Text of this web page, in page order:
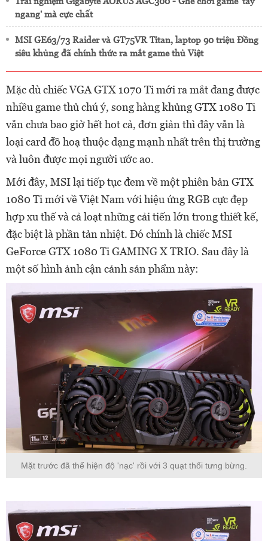
ngang' mà cực chất
MSI GE63/73 Raider và GT75VR Titan, laptop 90 triệu Đồng
siêu khủng đã chính thức ra mắt game thủ Việt
Mặc dù chiếc VGA GTX 1070 Ti mới ra mắt đang được
nhiều game thủ chú ý, song hàng khủng GTX 1080 Ti
vẫn chưa bao giờ hết hot cả, đơn giản thì đây vẫn là
loại card đồ hoạ thuộc dạng mạnh nhất trên thị trường
và luôn được mọi người ước ao.
Mới đây, MSI lại tiếp tục đem về một phiên bản GTX
1080 Ti mới về Việt Nam với hiệu ứng RGB cực đẹp
hợp xu thế và cả loạt những cải tiến lớn trong thiết kế,
đặc biệt là phần tản nhiệt. Đó chính là chiếc MSI
GeForce GTX 1080 Ti GAMING X TRIO. Sau đây là
một số hình ảnh cận cảnh sản phẩm này:
Mặt trước đã thể hiện độ 'nạc' rồi với 3 quạt thổi tưng bừng.